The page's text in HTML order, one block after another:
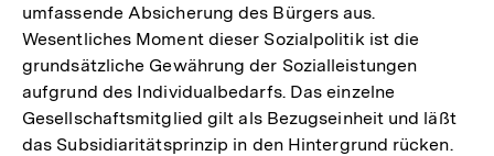
umfassende Absicherung des Bürgers aus.
Wesentliches Moment dieser Sozialpolitik ist die
grundsätzliche Gewährung der Sozialleistungen
aufgrund des Individualbedarfs. Das einzelne
Gesellschaftsmitglied gilt als Bezugseinheit und läßt
das Subsidiaritätsprinzip in den Hintergrund rücken.